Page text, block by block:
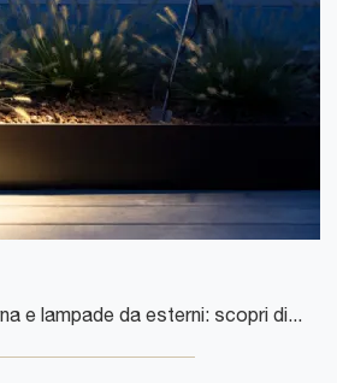
Illuminazione moderna e lampade da esterni: scopri di più sulla lampada Grillo in metallo che ti presentiamo.